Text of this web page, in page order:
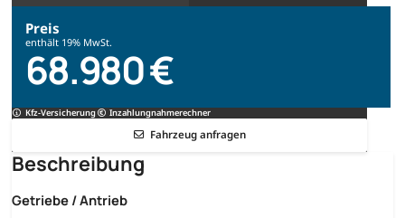
Preis
enthält 19% MwSt.
68.980 €
Kfz-Versicherung Inzahlungnahmerechner
Fahrzeug anfragen
Beschreibung
Getriebe / Antrieb